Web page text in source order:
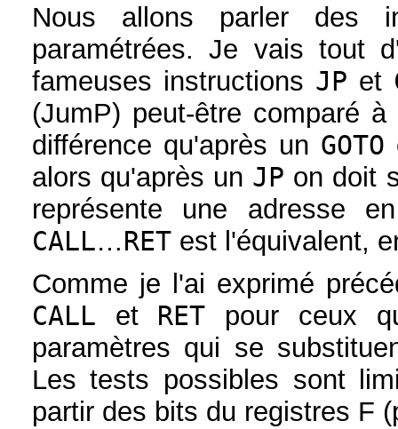
Nous allons parler des
paramétrées. Je vais tout
fameuses instructions JP et
(JumP) peut-être comparé
différence qu'après un GOTO
alors qu'après un JP on doit
représente une adresse
CALL…RETest l'équivalent,
Comme je l'ai exprimé
CALL et RET pour ceux
paramètres qui se
Les tests possibles sont
partir des bits du registres F